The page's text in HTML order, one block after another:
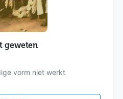
geweten
vorm niet werkt